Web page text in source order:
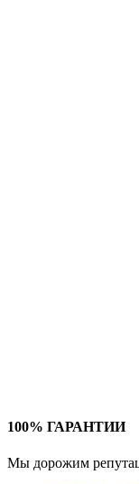
100% ГАРАНТИИ
Мы дорожим